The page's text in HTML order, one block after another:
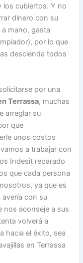
los cubiertos. Y no
dinero con su
mano, gasta
por lo que
descienda todos
por una
Terrassa, muchas
arreglar su
que
unos costos
a trabajar con
Indesit reparado
que cada persona
ya que es
avería con su
nos aconseje a sus
volverá a
hacia el éxito, sea
en Terrassa